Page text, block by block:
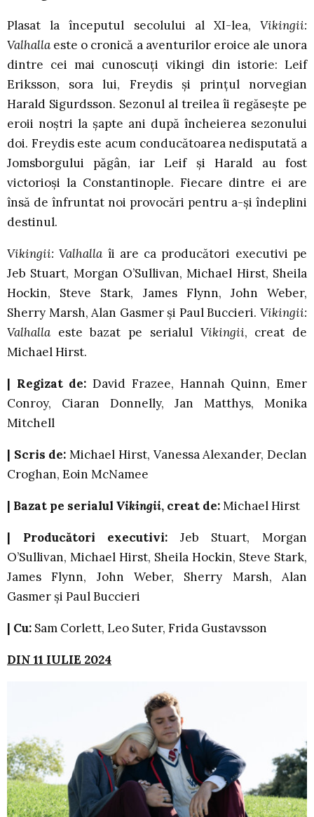
Plasat la începutul secolului al XI-lea, Vikingii:
Valhalla este o cronică a aventurilor eroice ale unora
dintre cei mai cunoscuți vikingi din istorie: Leif
Eriksson, sora lui, Freydis și prințul norvegian
Harald Sigurdsson. Sezonul al treilea îi regăsește pe
eroii noștri la șapte ani după încheierea sezonului
doi. Freydis este acum conducătoarea nedisputată a
Jomsborgului păgân, iar Leif și Harald au fost
victorioși la Constantinople. Fiecare dintre ei are
însă de înfruntat noi provocări pentru a-și îndeplini
destinul.
Vikingii: Valhalla îi are ca producători executivi pe
Jeb Stuart, Morgan O’Sullivan, Michael Hirst, Sheila
Hockin, Steve Stark, James Flynn, John Weber,
Sherry Marsh, Alan Gasmer și Paul Buccieri. Vikingii:
Valhalla este bazat pe serialul Vikingii, creat de
Michael Hirst.
| Regizat de:David Frazee, Hannah Quinn, Emer
Conroy, Ciaran Donnelly, Jan Matthys, Monika
Mitchell
| Scris de:Michael Hirst, Vanessa Alexander, Declan
Croghan, Eoin McNamee
| Bazat pe serialul Vikingii, creat de:Michael Hirst
| Producători executivi: Jeb Stuart, Morgan
O’Sullivan, Michael Hirst, Sheila Hockin, Steve Stark,
James Flynn, John Weber, Sherry Marsh, Alan
Gasmer și Paul Buccieri
| Cu: Sam Corlett, Leo Suter, Frida Gustavsson
DIN 11 IULIE 2024